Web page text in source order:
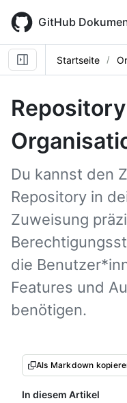
main
content
GitHub
Startseite
Du kannst den
Repository in
Zuweisung
die
Features und
benötigen.
Als Markdown
In diesem Artikel